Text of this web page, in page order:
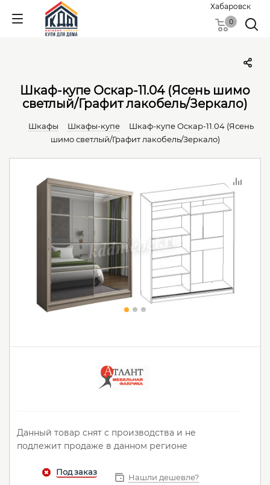
Хабаровск
0
Шкаф-купе Оскар-11.04 (Ясень шимо
светлый/Графит лакобель/Зеркало)
Шкафы Шкафы-купе
Шкаф-купе Оскар-11.04 (Ясень
шимо светлый/Графит лакобель/Зеркало)
Данный товар снят с производства и не
подлежит продаже в данном регионе
Нашли дешевле?